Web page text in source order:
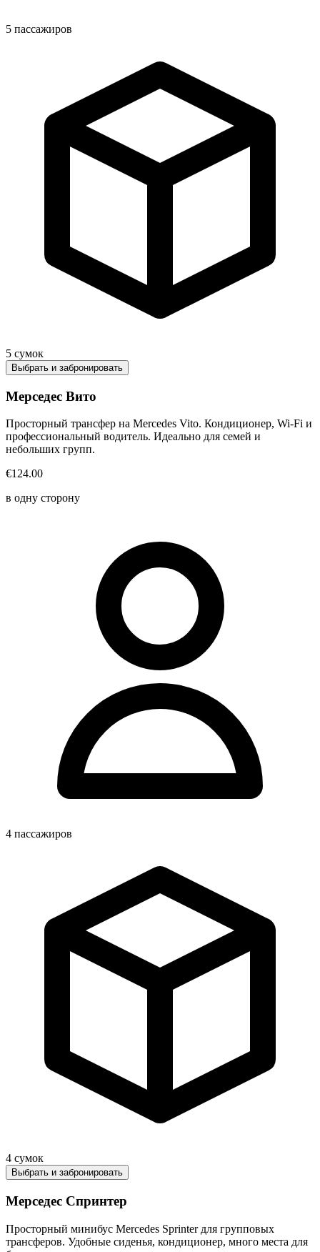
5 пассажиров
5 сумок
Выбрать и забронировать
Мерседес Вито
Просторный трансфер на Mercedes Vito. Кондиционер, Wi-Fi и
профессиональный водитель. Идеально для семей и
небольших групп.
€124.00
в одну сторону
4 пассажиров
4 сумок
Выбрать и забронировать
Мерседес Спринтер
Просторный минибус Mercedes Sprinter для групповых
трансферов. Удобные сиденья, кондиционер, много места для